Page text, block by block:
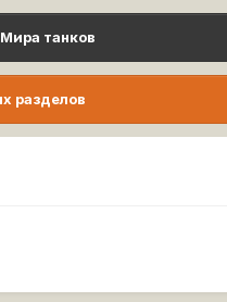
танков
разделов